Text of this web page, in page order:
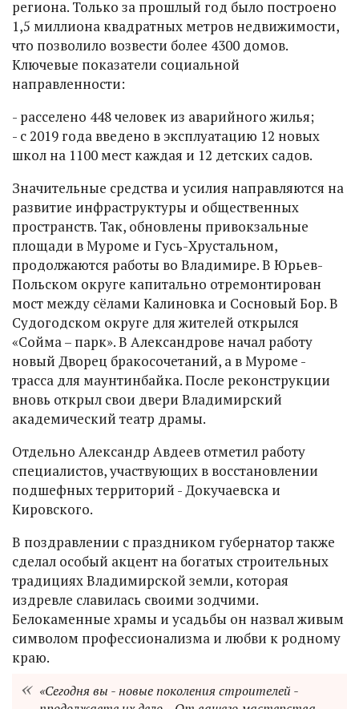
региона. Только за прошлый год было построено
1,5 миллиона квадратных метров недвижимости,
что позволило возвести более 4300 домов.
Ключевые показатели социальной
направленности:
- расселено 448 человек из аварийного жилья;
- с 2019 года введено в эксплуатацию 12 новых
школ на 1100 мест каждая и 12 детских садов.
Значительные средства и усилия направляются на
развитие инфраструктуры и общественных
пространств. Так, обновлены привокзальные
площади в Муроме и Гусь-Хрустальном,
продолжаются работы во Владимире. В Юрьев-
Польском округе капитально отремонтирован
мост между сёлами Калиновка и Сосновый Бор. В
Судогодском округе для жителей открылся
«Сойма – парк». В Александрове начал работу
новый Дворец бракосочетаний, а в Муроме -
трасса для маунтинбайка. После реконструкции
вновь открыл свои двери Владимирский
академический театр драмы.
Отдельно Александр Авдеев отметил работу
специалистов, участвующих в восстановлении
подшефных территорий - Докучаевска и
Кировского.
В поздравлении с праздником губернатор также
сделал особый акцент на богатых строительных
традициях Владимирской земли, которая
издревле славилась своими зодчими.
Белокаменные храмы и усадьбы он назвал живым
символом профессионализма и любви к родному
краю.
«Сегодня вы - новые поколения строителей -